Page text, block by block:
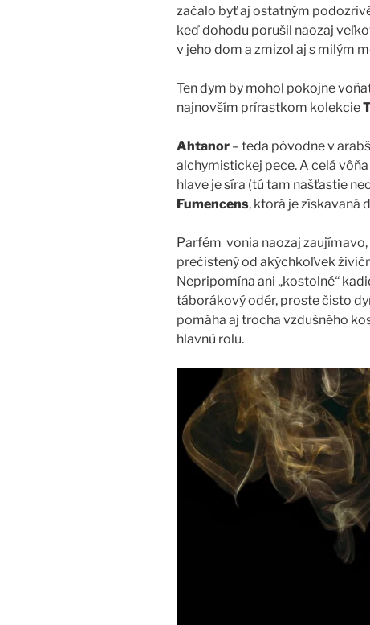
začalo byť aj ostatným
keď dohodu porušil naozaj
v jeho dom a zmizol aj s milým
Ten dym by mohol pokojne
najnovším prírastkom kolekcie
Ahtanor – teda pôvodne v
alchymistickej pece. A celá
hlave je síra (tú tam našťastie
Fumencens, ktorá je získavaná
Parfém vonia naozaj
prečistený od akýchkoľvek
Nepripomína ani „kostolné“
táborákový odér, proste čisto
pomáha aj trocha vzdušného
hlavnú rolu.